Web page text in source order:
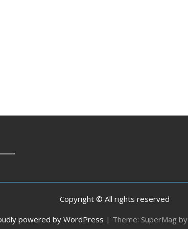
Copyright © All rights reserved
powered by WordPress | Theme: SuperMag by